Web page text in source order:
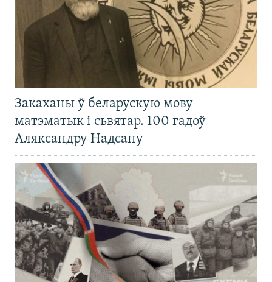
Закаханы ў беларускую мову
матэматык і сьвятар. 100 гадоў
Аляксандру Надсану